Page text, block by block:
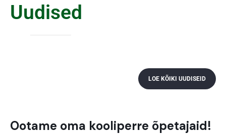
Uudised
LOE KÕIKI UUDISEID
Ootame oma kooliperre õpetajaid!